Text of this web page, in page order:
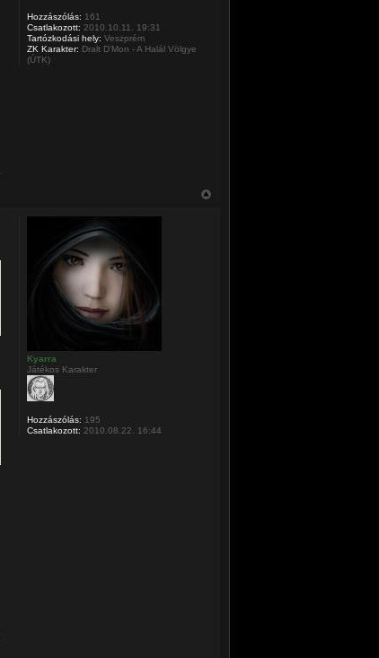
Hozzászólás: 161
Csatlakozott: 2010.10.11. 19:31
Tartózkodási hely: Veszprém
ZK Karakter: Dralt D'Mon - A Halál Völgye
(ÚTK)
Kyarra
Játékos Karakter
Hozzászólás: 195
Csatlakozott: 2010.08.22. 16:44